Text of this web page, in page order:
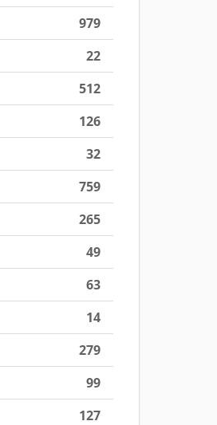
979
22
512
126
32
759
265
49
63
14
279
99
127